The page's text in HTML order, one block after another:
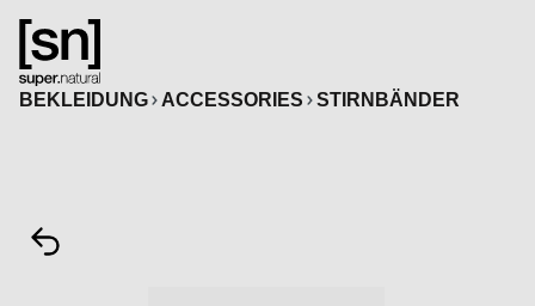
springen
BEKLEIDUNG ACCESSORIES STIRNBÄNDER